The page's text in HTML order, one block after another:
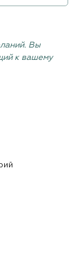
Вы
к вашему